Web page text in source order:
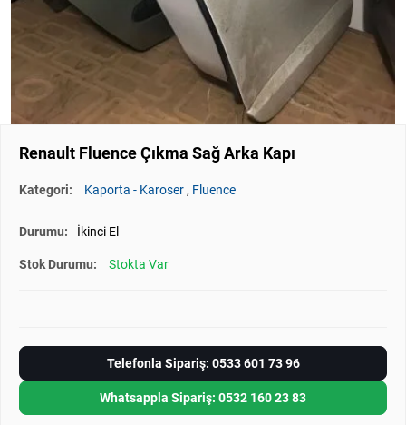
Renault Fluence Çıkma Sağ Arka Kapı
Kategori: Kaporta - Karoser, Fluence
Durumu: İkinci El
Stok Durumu: Stokta Var
Telefonla Sipariş: 0533 601 73 96
Whatsappla Sipariş: 0532 160 23 83